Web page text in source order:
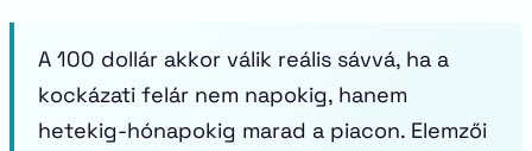
A 100 dollár akkor válik reális sávvá, ha a
kockázati felár nem napokig, hanem
hetekig-hónapokig marad a piacon. Elemzői